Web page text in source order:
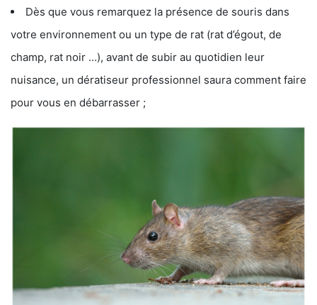
Dès que vous remarquez la présence de souris dans
votre environnement ou un type de rat (rat d’égout, de
champ, rat noir …), avant de subir au quotidien leur
nuisance, un dératiseur professionnel saura comment faire
pour vous en débarrasser ;